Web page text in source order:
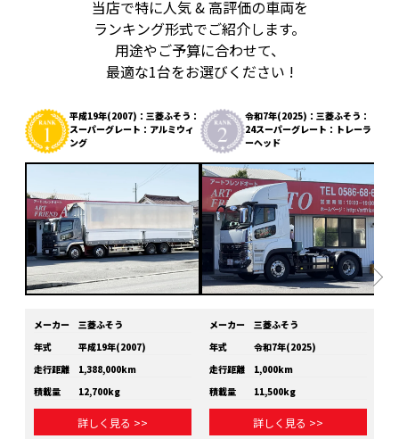
当店で特に人気 & 高評価の車両を
ランキング形式でご紹介します。
用途やご予算に合わせて、
最適な1台をお選びください !
平成19年(2007)：三菱ふそう：
スーパーグレート：アルミウィ
ング
メーカー
三菱ふそう
年式
平成19年(2007)
走行距離
1,388,000km
積載量
12,700kg
詳しく見る >>
令和7年(2025)：三菱ふそう：
24スーパーグレート：トレーラ
ーヘッド
メーカー
三菱ふそう
年式
令和7年(2025)
走行距離
1,000km
積載量
11,500kg
詳しく見る >>